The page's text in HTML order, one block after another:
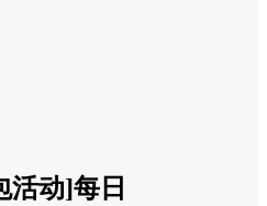
活动]每日